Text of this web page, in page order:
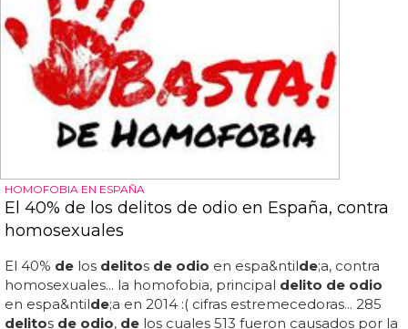
HOMOFOBIA EN ESPAÑA
El 40% de los delitos de odio en España, contra
homosexuales
El 40% de los delitos de odio en espa&ntilde;a, contra
homosexuales... la homofobia, principal delito de odio
en espa&ntilde;a en 2014 :( cifras estremecedoras... 285
delitos de odio, de los cuales 513 fueron causados por la